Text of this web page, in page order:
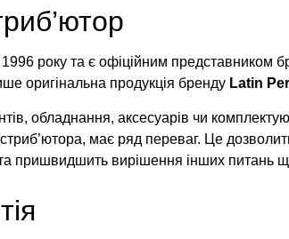
1996 року та є офіційним представником
оригінальна продукція бренду Latin
обладнання, аксесуарів чи
має ряд переваг. Це
та пришвидшить вирішення інших питань